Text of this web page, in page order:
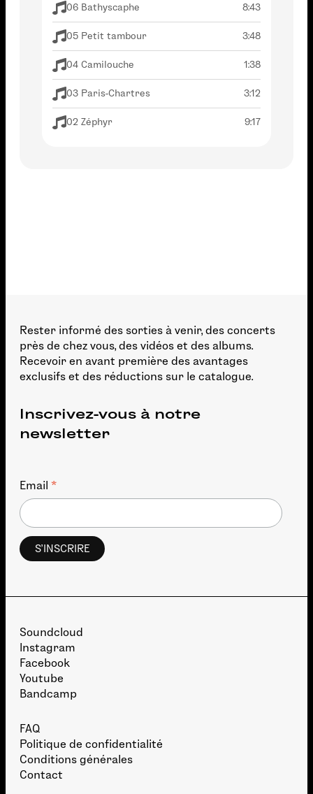
06 Bathyscaphe 8:43
05 Petit tambour 3:48
04 Camilouche 1:38
03 Paris-Chartres 3:12
02 Zéphyr 9:17
Rester informé des sorties à venir, des concerts
près de chez vous, des vidéos et des albums.
Recevoir en avant première des avantages
exclusifs et des réductions sur le catalogue.
Inscrivez-vous à notre
newsletter
Email *
Soundcloud
Instagram
Facebook
Youtube
Bandcamp
FAQ
Politique de confidentialité
Conditions générales
Contact